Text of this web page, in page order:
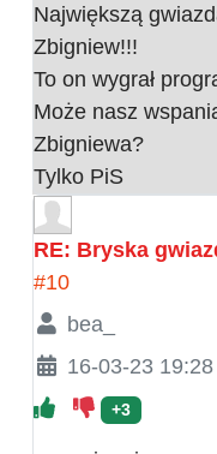
Największą
Zbigniew!!!
To on wygrał
Może nasz
Zbigniewa?
Tylko PiS
RE: Bryska
#10
bea_
16-03-23 19:28
+3